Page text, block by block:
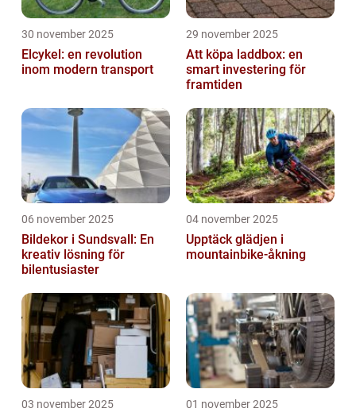
30 november 2025
Elcykel: en revolution
inom modern transport
29 november 2025
Att köpa laddbox: en
smart investering för
framtiden
06 november 2025
Bildekor i Sundsvall: En
kreativ lösning för
bilentusiaster
04 november 2025
Upptäck glädjen i
mountainbike-åkning
03 november 2025 01 november 2025